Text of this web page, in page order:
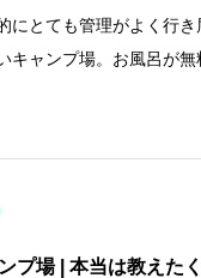
にとても管理がよく行
キャンプ場。お風呂が無
プ場| 本当は教えた